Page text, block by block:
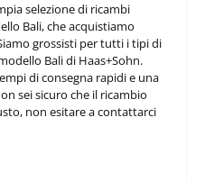
selezione di ricambi
Bali, che acquistiamo
grossisti per tutti i tipi di
Bali di Haas+Sohn.
di consegna rapidi e una
sei sicuro che il ricambio
non esitare a contattarci